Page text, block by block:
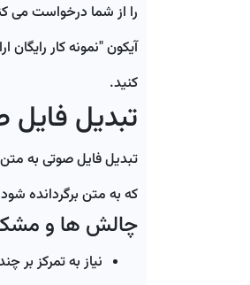
را از شما درخواست می
آیکون "نمونه کار
کنید.
تبدیل
تبدیل فایل صوتی به
که به متن برگردانده
چالش ها و
نیاز به تمرکز